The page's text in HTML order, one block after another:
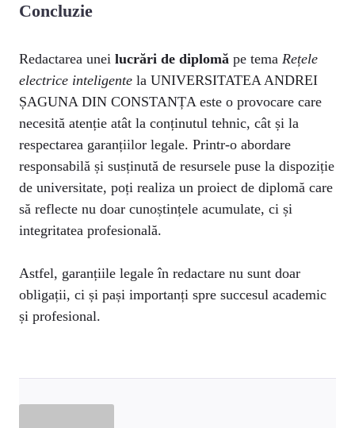
Concluzie
Redactarea unei lucrări de diplomă pe tema Rețele
electrice inteligente la UNIVERSITATEA ANDREI
ȘAGUNA DIN CONSTANȚA este o provocare care
necesită atenție atât la conținutul tehnic, cât și la
respectarea garanțiilor legale. Printr-o abordare
responsabilă și susținută de resursele puse la dispoziție
de universitate, poți realiza un proiect de diplomă care
să reflecte nu doar cunoștințele acumulate, ci și
integritatea profesională.
Astfel, garanțiile legale în redactare nu sunt doar
obligații, ci și pași importanți spre succesul academic
și profesional.